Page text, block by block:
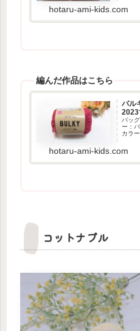
ンデ
ワイ
hotaru-ami-kids.com
編んだ作品はこちら
バル
2023
バッ
ー：
カラ
のサ
19cm
hotaru-ami-kids.com
コットナブル